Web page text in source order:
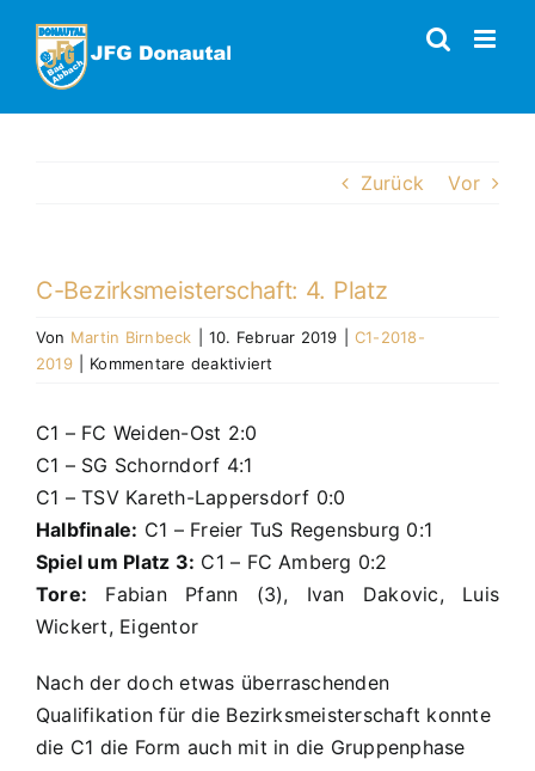
Inhalt
springen
Zurück Vor
C-Bezirksmeisterschaft: 4. Platz
Von Martin Birnbeck 10. Februar 2019
C1-2018-
2019
Kommentare deaktiviert
C1 – FC Weiden-Ost 2:0
C1 – SG Schorndorf 4:1
C1 – TSV Kareth-Lappersdorf 0:0
Halbfinale: C1 – Freier TuS Regensburg 0:1
Spiel um Platz 3: C1 – FC Amberg 0:2
Tore: Fabian Pfann (3), Ivan Dakovic, Luis
Wickert, Eigentor
Nach der doch etwas überraschenden
Qualifikation für die Bezirksmeisterschaft konnte
die C1 die Form auch mit in die Gruppenphase